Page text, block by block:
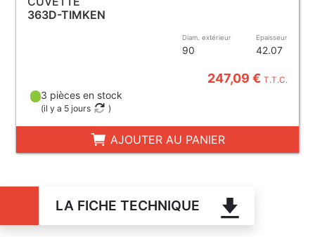
363D-TIMKEN
Diam. extérieur
90
Epaisseur
42.07
247,09 €T.T.C.
3 pièces en stock
(il y a 5 jours )
AJOUTER AU PANIER
LA FICHE TECHNIQUE